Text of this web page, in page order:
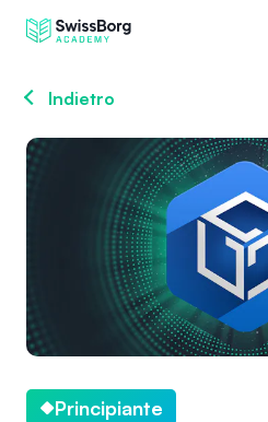
Indietro
Principiante